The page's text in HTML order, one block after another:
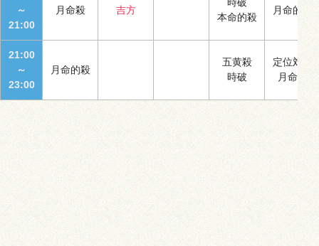
～
21:00
月命殺 吉方
本命的殺
月命的殺
21:00
～
23:00
月命的殺
五黄殺
時破
定位対冲
月命殺